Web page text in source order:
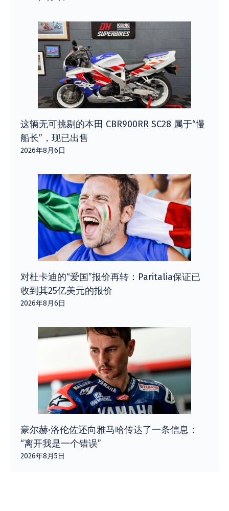
这辆无可挑剔的本田 CBR900RR SC28 属于“慢
船长”，现已出售
2026年8月6日
对杜卡迪的“爱国”报价再转：Paritalia保证已
收到其25亿美元的报价
2026年8月6日
豪尔赫·洛伦佐还向雅马哈传达了一条信息：
“离开我是一个错误”
2026年8月5日